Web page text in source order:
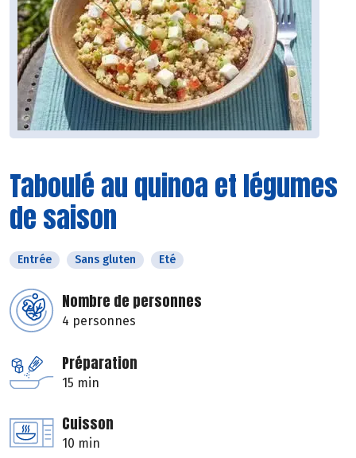
Taboulé au quinoa et légumes
de saison
Entrée Sans gluten Eté
Nombre de personnes
4 personnes
Préparation
15 min
Cuisson
10 min